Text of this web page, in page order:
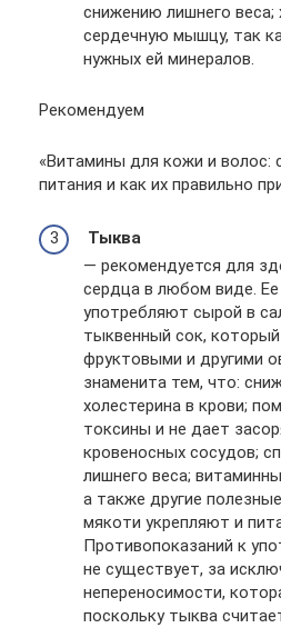
снижению лишнего веса;
сердечную мышцу, так
нужных ей минералов.
Рекомендуем
«Витамины для кожи и волос:
питания и как их правильно
Тыква
— рекомендуется для
сердца в любом виде.
употребляют сырой в
тыквенный сок,
фруктовыми и другими
знаменита тем, что:
холестерина в крови;
токсины и не дает
кровеносных сосудов;
лишнего веса;
а также другие
мякоти укрепляют и
Противопоказаний к
не существует, за
непереносимости,
поскольку тыква